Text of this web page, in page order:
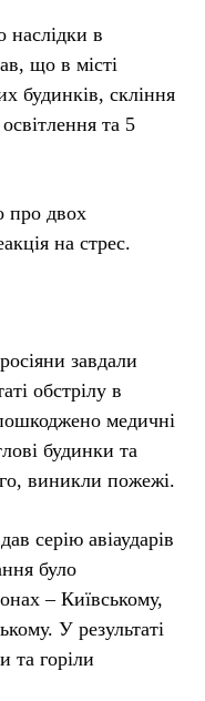
наслідки в
що в місті
будинків, скління
та 5
про двох
на стрес.
завдали
обстрілу в
медичні
будинки та
виникли пожежі.
серію авіаударів
було
– Київському,
У результаті
та горіли